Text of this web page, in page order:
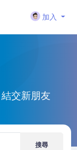
加入
交新朋友
搜尋